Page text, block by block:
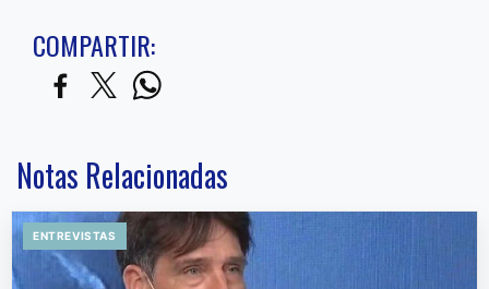
COMPARTIR:
Notas Relacionadas
ENTREVISTAS